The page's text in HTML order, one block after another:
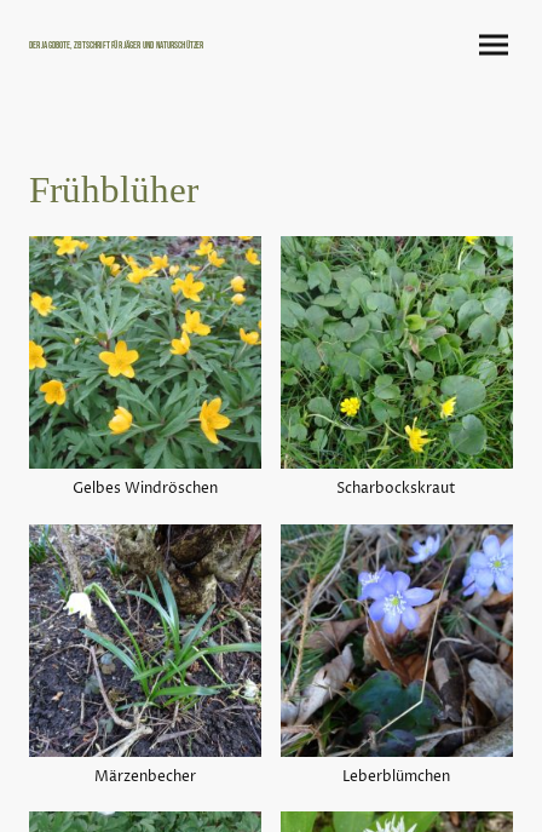
Der Jagdbote, Zeitschrift für Jäger und Naturschützer
Frühblüher
Gelbes Windröschen Scharbockskraut
Märzenbecher Leberblümchen